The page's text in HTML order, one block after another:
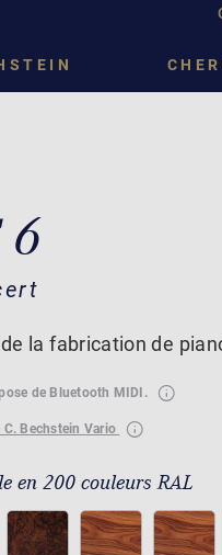
6
la fabrication de
de Bluetooth MIDI.
C. Bechstein Vario
en 200 couleurs RAL